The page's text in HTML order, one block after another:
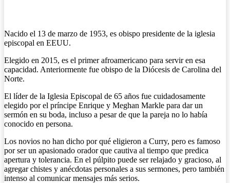
Nacido el 13 de marzo de 1953, es obispo presidente de la iglesia
episcopal en EEUU.
Elegido en 2015, es el primer afroamericano para servir en esa
capacidad. Anteriormente fue obispo de la Diócesis de Carolina del
Norte.
El líder de la Iglesia Episcopal de 65 años fue cuidadosamente
elegido por el príncipe Enrique y Meghan Markle para dar un
sermón en su boda, incluso a pesar de que la pareja no lo había
conocido en persona.
Los novios no han dicho por qué eligieron a Curry, pero es famoso
por ser un apasionado orador que cautiva al tiempo que predica
apertura y tolerancia. En el púlpito puede ser relajado y gracioso, al
agregar chistes y anécdotas personales a sus sermones, pero también
intenso al comunicar mensajes más serios.